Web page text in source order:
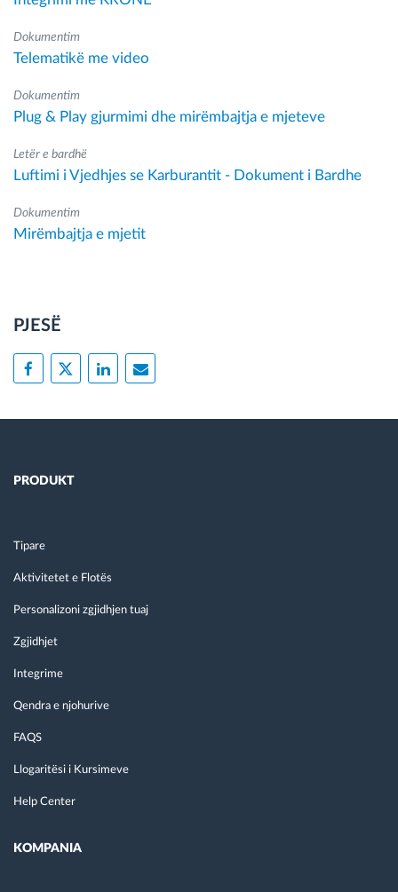
Dokumentim
Telematikë me video
Dokumentim
Plug & Play gjurmimi dhe mirëmbajtja e mjeteve
Letër e bardhë
Luftimi i Vjedhjes se Karburantit - Dokument i Bardhe
Dokumentim
Mirëmbajtja e mjetit
PJESË
PRODUKT
Tipare
Aktivitetet e Flotës
Personalizoni zgjidhjen tuaj
Zgjidhjet
Integrime
Qendra e njohurive
FAQS
Llogaritësi i Kursimeve
Help Center
KOMPANIA